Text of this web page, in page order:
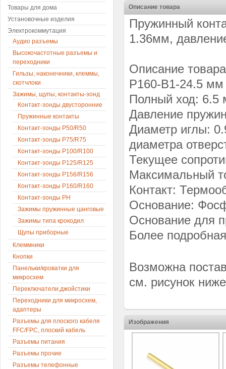
Описание товара
Пружинный
1.36мм,
Описание товара
P160-B1-24.5
Полный ход: 6.5
Давление
Диаметр иглы:
диаметра
Текущее
Максимальный
Контакт:
Основание:
Основание для
Более
Возможна
см. рисунок
Изображения
Товары для дома
Установочные изделия
Электрокоммутация
Аудио разъемы
Высокочастотные разъемы и
переходники
Гильзы, наконечники, клеммы,
скотчлоки
Зажимы, щупы, контакты-зонд
Контакт-зонды двусторонние
Пружинные контакты
Контакт-зонды P50/R50
Контакт-зонды P75/R75
Контакт-зонды P100/R100
Контакт-зонды P125/R125
Контакт-зонды P156/R156
Контакт-зонды P160/R160
Контакт-зонды PH
Зажимы пружинные цанговые
Зажимы типа крокодил
Щупы приборные
Клеммники
Кнопки
Панельки/кроватки для
микросхем
Переключатели,джойстики
Переходники для микросхем,
адаптеры
Разъемы для плоского кабеля
FFC/FPC, плоский кабель
Разъемы питания
Разъемы прочие
Разъемы телефонные